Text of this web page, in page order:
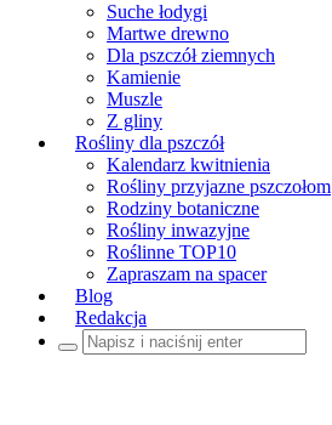
Suche łodygi
Martwe drewno
Dla pszczół ziemnych
Kamienie
Muszle
Z gliny
Rośliny dla pszczół
Kalendarz kwitnienia
Rośliny przyjazne pszczołom
Rodziny botaniczne
Rośliny inwazyjne
Roślinne TOP10
Zapraszam na spacer
Blog
Redakcja
Szukaj: